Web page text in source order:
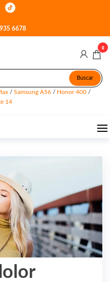
6678
Buscar
/ Samsung A56/ Honor 400/
14
0